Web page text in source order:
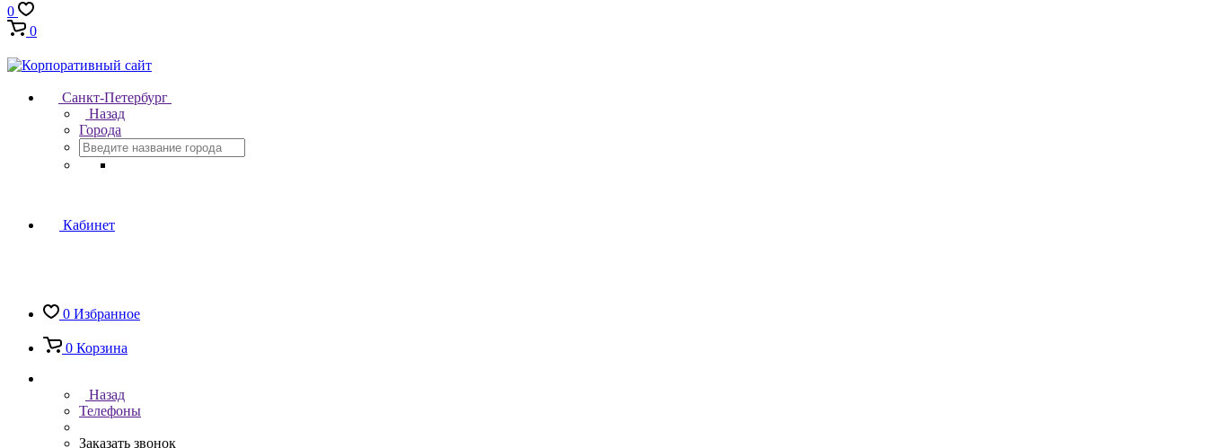
0
0
Санкт-Петербург
Назад
Города
Кабинет
0 Избранное
0 Корзина
Назад
Телефоны
Заказать звонок